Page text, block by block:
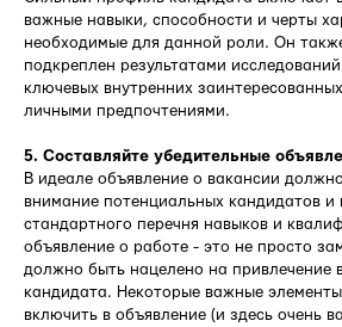
важные навыки, способности и черты
необходимые для данной роли. Он
подкреплен результатами
ключевых внутренних
личными предпочтениями.
5. Составляйте убедительные
В идеале объявление о вакансии
внимание потенциальных кандидатов и
стандартного перечня навыков и
объявление о работе - это не просто
должно быть нацелено на привлечение
кандидата. Некоторые важные
включить в объявление (и здесь очень